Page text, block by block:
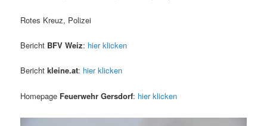
Rotes Kreuz, Polizei
Bericht BFV Weiz: hier klicken
Berichtkleine.at: hier klicken
Homepage Feuerwehr Gersdorf: hier klicken